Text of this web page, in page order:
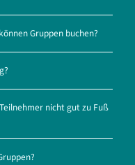
Gruppen buchen?
nicht gut zu Fuß